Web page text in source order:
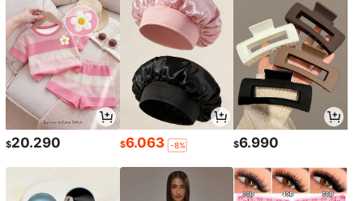
$20.290 $6.063 -8% $6.990